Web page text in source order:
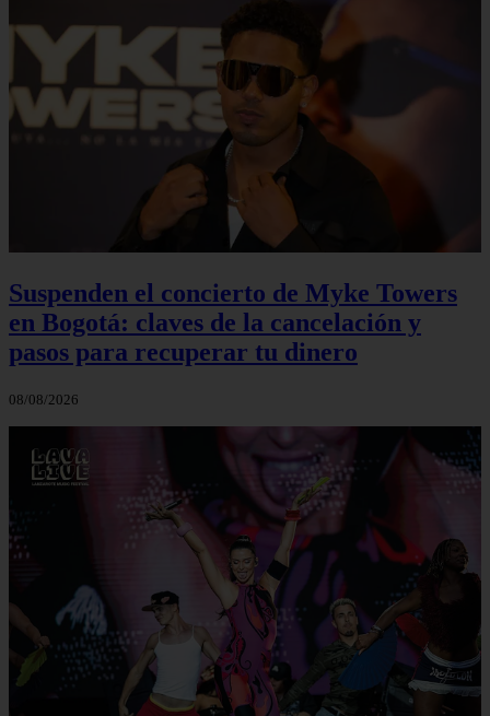
Suspenden el concierto de Myke Towers
en Bogotá: claves de la cancelación y
pasos para recuperar tu dinero
08/08/2026